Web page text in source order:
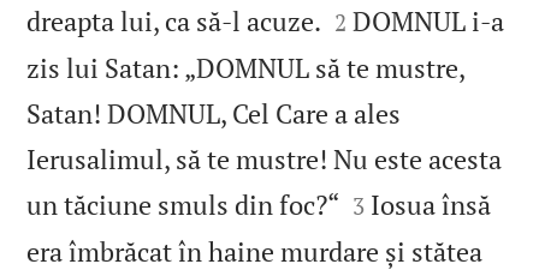
dreapta lui, ca să‑l acuze. 

2 DOMNUL i‑a
zis lui Satan: „DOMNUL să te mustre,
Satan! DOMNUL, Cel Care a ales
Ierusalimul, să te mustre! Nu este acesta
un tăciune smuls din foc?“ 

3 Iosua însă
era îmbrăcat în haine murdare și stătea